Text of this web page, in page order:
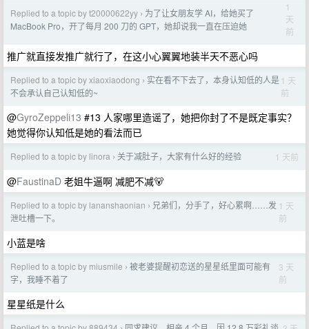
Replied to a topic by t20000622yy › 为了让女朋友学 AI，给她买了
MacBook Pro，开了每月 200 刀的 GPT，她却说我一直在压迫她
1
天
前
推广就直接发推广就行了，在这小心翼翼地装半天不恶心吗
Replied to a topic by xiaoxiaodong › 实在看不下去了，本身认知低的人是
不会承认自己认知低的~
1 天
前
@GyroZeppeli13 #13 人家哪里造谣了，她把你封了不是既定事实？
她觉得你认知低是她的看法而已
Replied to a topic by linora › 关于减肚子，大家有什么好的经验 1 天前
@FaustinaD 老姐牛逼啊 减肥不减🐻
Replied to a topic by lananshaonian › 兄弟们，分手了，好心累啊……发
泄吐槽一下。
1 天
前
小蓝是啥
Replied to a topic by miusmile › 被老婆提醒初恋送的星星纸里面可能有
字，我睡不着了
3 天
前
星星纸是什么